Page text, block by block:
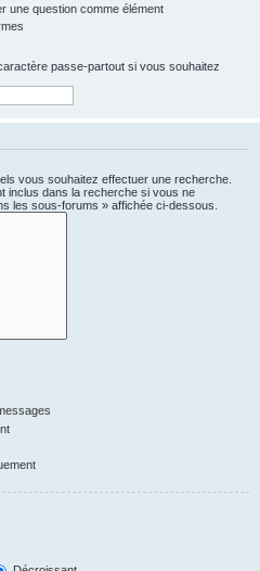
une question comme élément
passe-partout si vous souhaitez
vous souhaitez effectuer une recherche.
inclus dans la recherche si vous ne
les sous-forums » affichée ci-dessous.